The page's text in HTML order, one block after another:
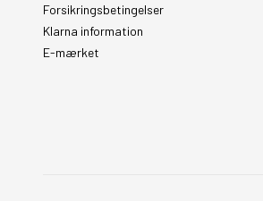
Forsikringsbetingelser
Klarna information
E-mærket